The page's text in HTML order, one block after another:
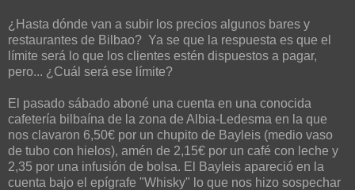
¿Hasta dónde van a subir los precios algunos bares y
restaurantes de Bilbao? Ya se que la respuesta es que el
límite será lo que los clientes estén dispuestos a pagar,
pero... ¿Cuál será ese límite?
El pasado sábado aboné una cuenta en una conocida
cafetería bilbaína de la zona de Albia-Ledesma en la que
nos clavaron 6,50€ por un chupito de Bayleis (medio vaso
de tubo con hielos), amén de 2,15€ por un café con leche y
2,35 por una infusión de bolsa. El Bayleis apareció en la
cuenta bajo el epígrafe "Whisky" lo que nos hizo sospechar